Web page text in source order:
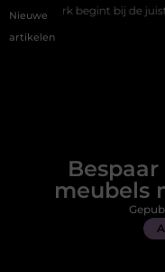
Nieuwe
artikelen
bij de juiste stretch
meubels